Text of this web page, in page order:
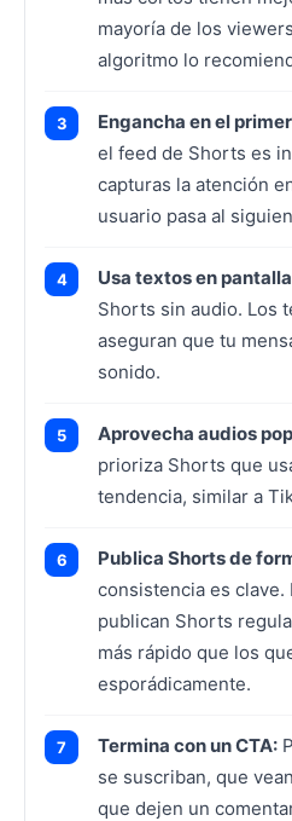
mayoría de los
algoritmo lo
Engancha en el
el feed de Shorts es
capturas la atención
usuario pasa al
Usa textos en
Shorts sin audio. Los
aseguran que tu
sonido.
Aprovecha audios
prioriza Shorts que
tendencia, similar a
Publica Shorts de
consistencia es clave.
publican Shorts
más rápido que los
esporádicamente.
Termina con un CTA:
se suscriban, que
que dejen un